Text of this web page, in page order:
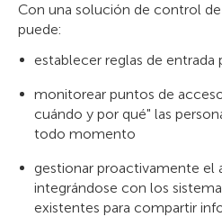
Con una solución de control
puede:
establecer reglas de entrada
monitorear puntos de
cuándo y por qué" las
todo momento
gestionar proactivamente el
integrándose con los
existentes para compartir